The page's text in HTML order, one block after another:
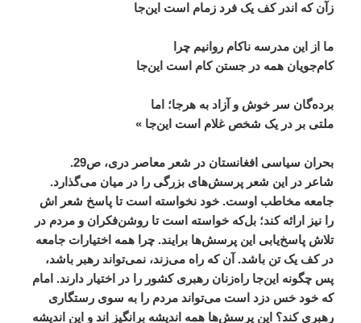
زآن که اندر کف یک فرد زمام است اینجا
ما از این مدرسه ناکام روانیم چرا
کامجویان همه در جستن کام است اینجا
بردهگان سر خوش و آزاد به هرجا؛ اما
ملتی بر در یک شخص غلام است اینجا »
بحران سیاسی افغانستان در شعر معاصر دری، ص29.
شاعر در این شعر پرسشهای بزرگی را در میان میگذارد.
جامعه مخاطب اوست.خود نخواسته است تا پاسخ شعر
اش
را
نیز ارائه کند؛ بلکه خواسته است تا روشنفکران و مردم در
تلاش پاسخیابی این پرسشها برایند.چرا همه اختیارات جامعه
در کف یک تن باشد. آن که راه میزند، نمیتواند رهبر باشد،
پس چگونه اینجا راهزنان رهبری کشور را در اختیار دارند. امام
که خود خس دزد است میتواند مردم را به سوی رستگاری
رهبری کند؟ این پرسشها همه اندیشه برانگیز اند و این اندیشه